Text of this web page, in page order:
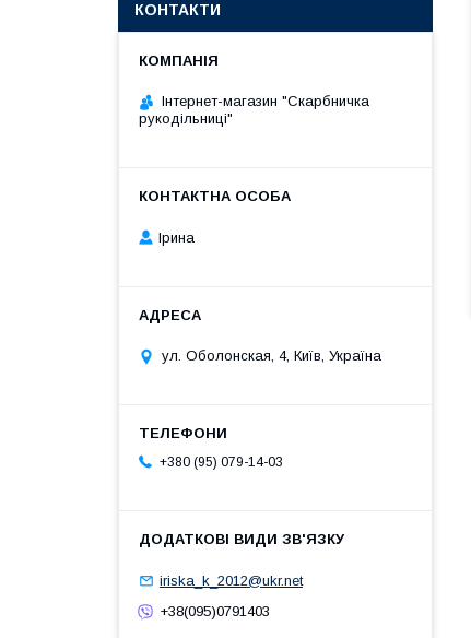
КОНТАКТИ
Інтернет-магазин "Скарбничка
рукодільниці"
Ірина
ул. Оболонская, 4, Київ, Україна
+380 (95) 079-14-03
iriska_k_2012@ukr.net
+38(095)0791403